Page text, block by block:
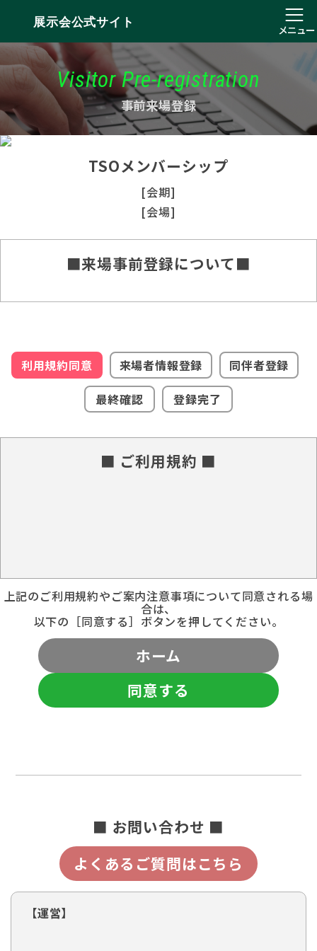
展示会公式サイト
メニュー
Visitor Pre-registration
事前来場登録
TSOメンバーシップ
[会期]
[会場]
■来場事前登録について■
利用規約同意 来場者情報登録
同伴者登録
最終確認
登録完了
■ ご利用規約 ■
上記のご利用規約やご案内注意事項について同意される場
合は、
以下の［同意する］ボタンを押してください。
ホーム
同意する
■ お問い合わせ ■
よくあるご質問はこちら
【運営】